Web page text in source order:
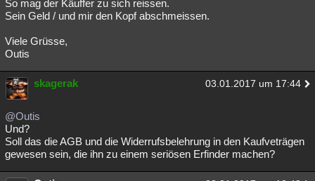
So mag der Käuffer zu sich reissen.
Sein Geld / und mir den Kopf abschmeissen.
Viele Grüsse,
Outis
skagerak 03.01.2017 um 17:44
@Outis
Und?
Soll das die AGB und die Widerrufsbelehrung in den Kaufveträgen
gewesen sein, die ihn zu einem seriösen Erfinder machen?